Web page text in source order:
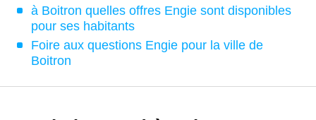
à Boitron quelles offres Engie sont disponibles
pour ses habitants
Foire aux questions Engie pour la ville de
Boitron